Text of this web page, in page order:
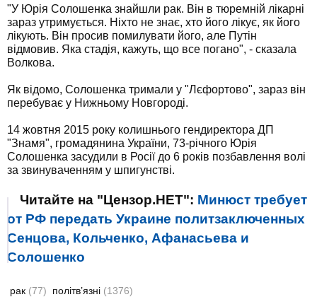
"У Юрія Солошенка знайшли рак. Він в тюремній лікарні
зараз утримується. Ніхто не знає, хто його лікує, як його
лікують. Він просив помилувати його, але Путін
відмовив. Яка стадія, кажуть, що все погано", - сказала
Волкова.
Як відомо, Солошенка тримали у "Лєфортово", зараз він
перебуває у Нижньому Новгороді.
14 жовтня 2015 року колишнього гендиректора ДП
"Знамя", громадянина України, 73-річного Юрія
Солошенка засудили в Росії до 6 років позбавлення волі
за звинуваченням у шпигунстві.
Читайте на "Цензор.НЕТ": Минюст требует
от РФ передать Украине политзаключенных
Сенцова, Кольченко, Афанасьева и
Солошенко
рак (77) політв’язні (1376)